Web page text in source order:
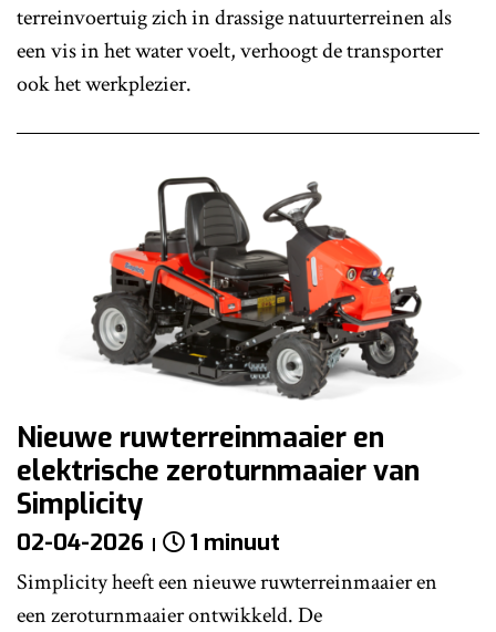
terreinvoertuig zich in drassige natuurterreinen als
een vis in het water voelt, verhoogt de transporter
ook het werkplezier.
Nieuwe ruwterreinmaaier en
elektrische zeroturnmaaier van
Simplicity
02-04-2026 1 minuut
Simplicity heeft een nieuwe ruwterreinmaaier en
een zeroturnmaaier ontwikkeld. De